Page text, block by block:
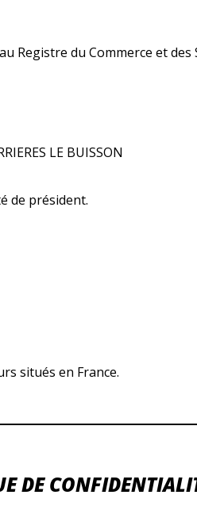
Registre du Commerce et
LE BUISSON
de président.
situés en France.
DE